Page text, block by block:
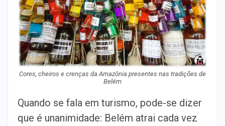
Cores, cheiros e crenças da Amazônia presentes nas tradições de
Belém
Quando se fala em turismo, pode-se dizer
que é unanimidade: Belém atrai cada vez